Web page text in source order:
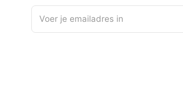
Voer je emailadres in